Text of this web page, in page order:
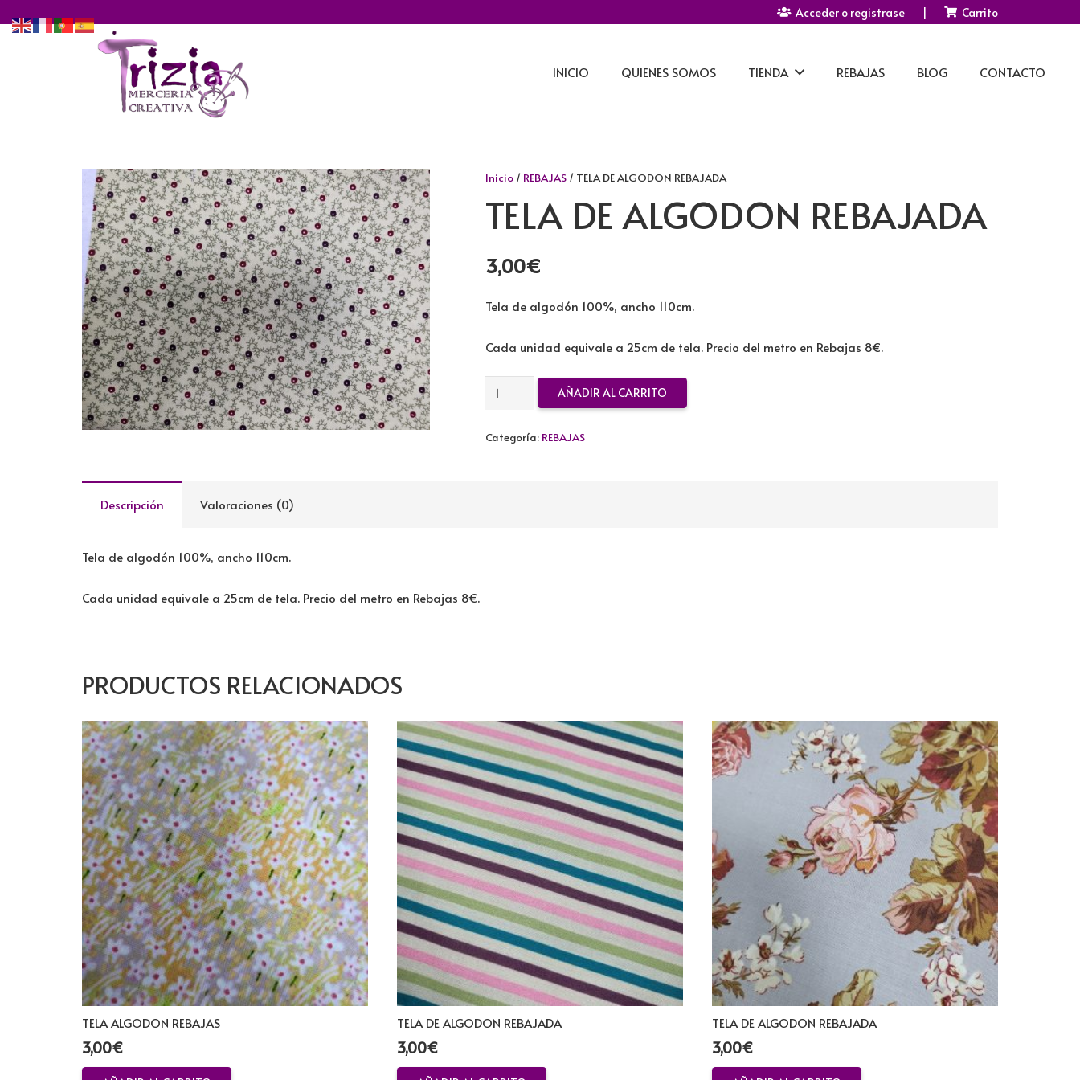
Acceder o registrase | Carrito
INICIO QUIENES SOMOS TIENDA REBAJAS BLOG CONTACTO
Inicio/ REBAJAS/ TELA DE ALGODON REBAJADA
TELA DE ALGODON REBAJADA
3,00€
Tela de algodón 100%, ancho 110cm.
Cada unidad equivale a 25cm de tela. Precio del metro en Rebajas 8€.
TELA
ALGODON
AÑADIR AL CARRITO
Categoría: REBAJAS
Descripción Valoraciones (0)
Tela de algodón 100%, ancho 110cm.
Cada unidad equivale a 25cm de tela. Precio del metro en Rebajas 8€.
PRODUCTOS RELACIONADOS
TELA ALGODON REBAJAS
3,00€
TELA DE ALGODON REBAJADA
3,00€
TELA DE ALGODON REBAJADA
3,00€